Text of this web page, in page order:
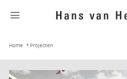
Home Projecten